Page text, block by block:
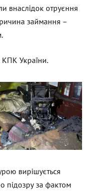
внаслідок отруєння
займання –
КПК України.
вирішується
підозру за фактом